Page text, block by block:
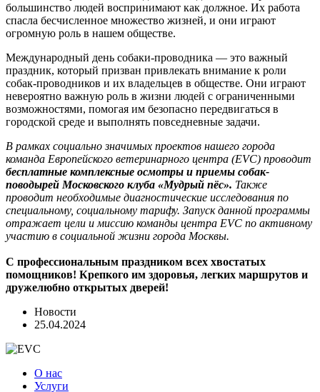
большинство людей воспринимают как должное. Их работа
спасла бесчисленное множество жизней, и они играют
огромную роль в нашем обществе.
Международный день собаки-проводника — это важный
праздник, который призван привлекать внимание к роли
собак-проводников и их владельцев в обществе. Они играют
невероятно важную роль в жизни людей с ограниченными
возможностями, помогая им безопасно передвигаться в
городской среде и выполнять повседневные задачи.
В рамках социально значимых проектов нашего города
команда Европейского ветеринарного центра (EVC) проводит
бесплатные комплексные осмотры и приемы собак-
поводырей Московского клуба «Мудрый пёс». Также
проводит необходимые диагностические исследования по
специальному, социальному тарифу. Запуск данной программы
отражает цели и миссию команды центра EVC по активному
участию в социальной жизни города Москвы.
С профессиональным праздником всех хвостатых
помощников! Крепкого им здоровья, легких маршрутов и
дружелюбно открытых дверей!
Новости
25.04.2024
О нас
Услуги